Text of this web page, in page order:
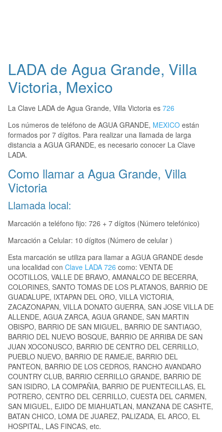
LADA de Agua Grande, Villa
Victoria, Mexico
La Clave LADA de Agua Grande, Villa Victoria es 726
Los números de teléfono de AGUA GRANDE, MEXICO están
formados por 7 dígitos. Para realizar una llamada de larga
distancia a AGUA GRANDE, es necesario conocer La Clave
LADA.
Como llamar a Agua Grande, Villa
Victoria
Llamada local:
Marcación a teléfono fijo: 726 + 7 dígitos (Número telefónico)
Marcación a Celular: 10 dígitos (Número de celular )
Esta marcación se utiliza para llamar a AGUA GRANDE desde
una localidad con Clave LADA 726 como: VENTA DE
OCOTILLOS, VALLE DE BRAVO, AMANALCO DE BECERRA,
COLORINES, SANTO TOMAS DE LOS PLATANOS, BARRIO DE
GUADALUPE, IXTAPAN DEL ORO, VILLA VICTORIA,
ZACAZONAPAN, VILLA DONATO GUERRA, SAN JOSE VILLA DE
ALLENDE, AGUA ZARCA, AGUA GRANDE, SAN MARTIN
OBISPO, BARRIO DE SAN MIGUEL, BARRIO DE SANTIAGO,
BARRIO DEL NUEVO BOSQUE, BARRIO DE ARRIBA DE SAN
JUAN XOCONUSCO, BARRIO DE CENTRO DEL CERRILLO,
PUEBLO NUEVO, BARRIO DE RAMEJE, BARRIO DEL
PANTEON, BARRIO DE LOS CEDROS, RANCHO AVANDARO
COUNTRY CLUB, BARRIO CERRILLO GRANDE, BARRIO DE
SAN ISIDRO, LA COMPAÑIA, BARRIO DE PUENTECILLAS, EL
POTRERO, CENTRO DEL CERRILLO, CUESTA DEL CARMEN,
SAN MIGUEL, EJIDO DE MIAHUATLAN, MANZANA DE CASHTE,
BATAN CHICO, LOMA DE JUAREZ, PALIZADA, EL ARCO, EL
HOSPITAL, LAS FINCAS, etc.